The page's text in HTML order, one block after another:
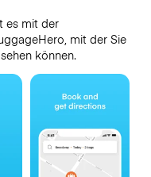
es mit der
mit der Sie
können.